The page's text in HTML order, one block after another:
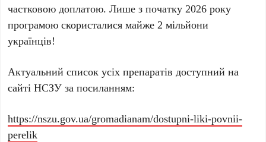
частковою доплатою. Лише з початку 2026 року
програмою скористалися майже 2 мільйони
українців!
Актуальний список усіх препаратів доступний на
сайті НСЗУ за посиланням:
https://nszu.gov.ua/gromadianam/dostupni-liki-povnii-
perelik